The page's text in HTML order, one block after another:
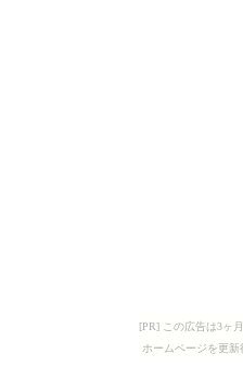
[PR] この広告は3ヶ
ホームページを更